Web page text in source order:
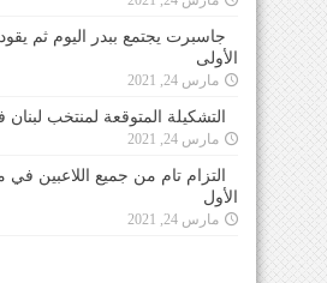
جاسبرت يجتمع ببدر اليوم ثم
الأولى
مارس 24, 2021
التشكيلة المتوقعة لمنتخب
مارس 24, 2021
التزام تام من جميع اللاعبين
الأول
مارس 24, 2021